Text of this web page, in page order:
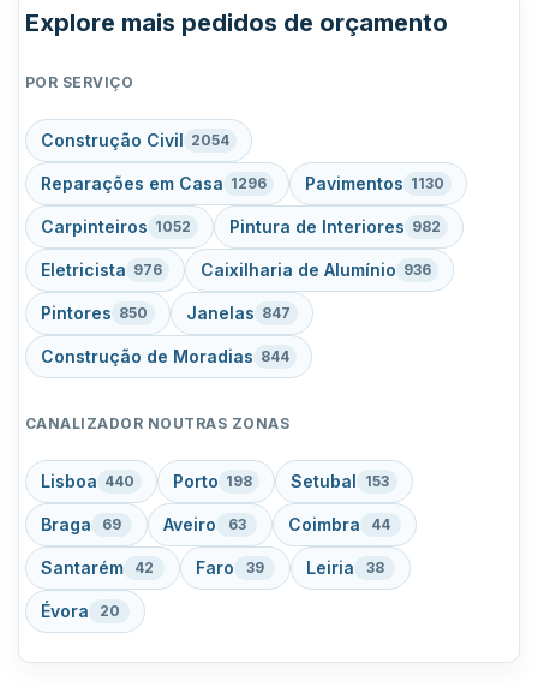
Explore mais pedidos de orçamento
POR SERVIÇO
Construção Civil 2054
Reparações em Casa 1296 Pavimentos 1130
Carpinteiros 1052 Pintura de Interiores 982
Eletricista 976 Caixilharia de Alumínio 936
Pintores 850 Janelas 847
Construção de Moradias 844
CANALIZADOR NOUTRAS ZONAS
Lisboa 440 Porto 198 Setubal 153
Braga 69 Aveiro 63 Coimbra 44
Santarém 42 Faro 39 Leiria 38
Évora 20